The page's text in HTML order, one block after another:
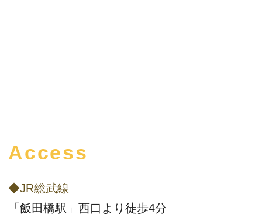
Access
◆JR総武線
「飯田橋駅」西口より徒歩4分